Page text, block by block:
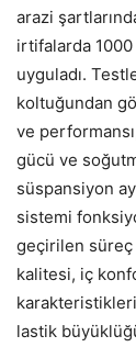
arazi
irtifalarda
uyguladı.
koltuğundan
ve
gücü ve
süspansiyon
sistemi
geçirilen
kalitesi, iç
lastik